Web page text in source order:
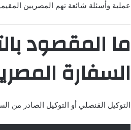
عملية وأسئلة شائعة تهم المصريين
ما المقصود
السفارة
التوكيل القنصلي أو التوكيل الصادر من